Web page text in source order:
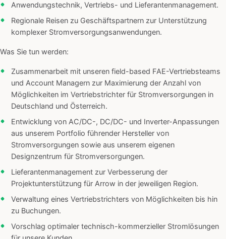
Anwendungstechnik, Vertriebs- und Lieferantenmanagement.
Regionale Reisen zu Geschäftspartnern zur Unterstützung
komplexer Stromversorgungsanwendungen.
Was Sie tun werden:
Zusammenarbeit mit unseren field-based FAE-Vertriebsteams
und Account Managern zur Maximierung der Anzahl von
Möglichkeiten im Vertriebstrichter für Stromversorgungen in
Deutschland und Österreich.
Entwicklung von AC/DC-, DC/DC- und Inverter-Anpassungen
aus unserem Portfolio führender Hersteller von
Stromversorgungen sowie aus unserem eigenen
Designzentrum für Stromversorgungen.
Lieferantenmanagement zur Verbesserung der
Projektunterstützung für Arrow in der jeweiligen Region.
Verwaltung eines Vertriebstrichters von Möglichkeiten bis hin
zu Buchungen.
Vorschlag optimaler technisch-kommerzieller Stromlösungen